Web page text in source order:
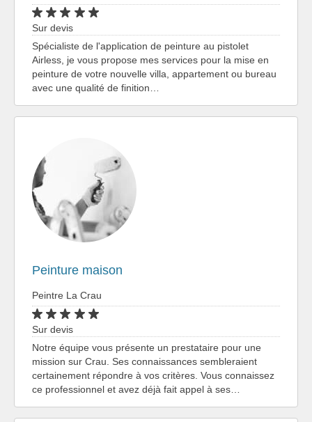
Sur devis
Spécialiste de l'application de peinture au pistolet
Airless, je vous propose mes services pour la mise en
peinture de votre nouvelle villa, appartement ou bureau
avec une qualité de finition…
Peinture maison
Peintre La Crau
Sur devis
Notre équipe vous présente un prestataire pour une
mission sur Crau. Ses connaissances sembleraient
certainement répondre à vos critères. Vous connaissez
ce professionnel et avez déjà fait appel à ses…